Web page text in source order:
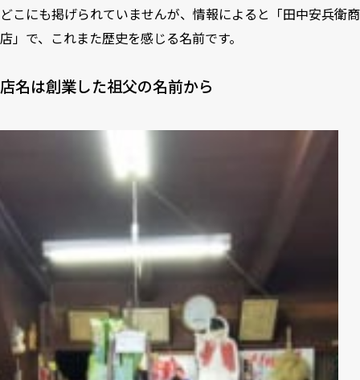
どこにも掲げられていませんが、情報によると「田中安兵衛商
店」で、これまた歴史を感じる名前です。
店名は創業した祖父の名前から